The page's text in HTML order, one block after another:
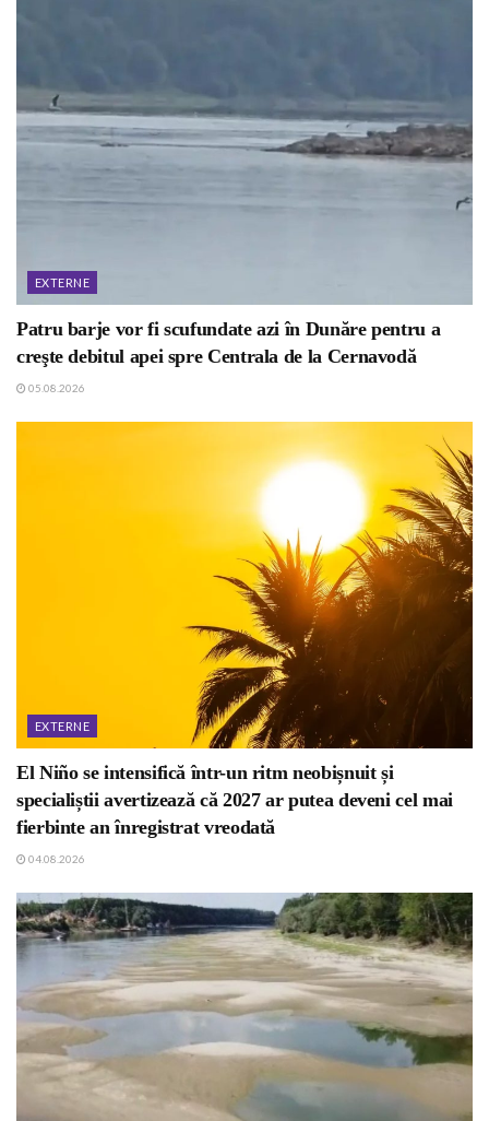
EXTERNE
Patru barje vor fi scufundate azi în Dunăre pentru a
creşte debitul apei spre Centrala de la Cernavodă
05.08.2026
EXTERNE
El Niño se intensifică într-un ritm neobișnuit și
specialiștii avertizează că 2027 ar putea deveni cel mai
fierbinte an înregistrat vreodată
04.08.2026